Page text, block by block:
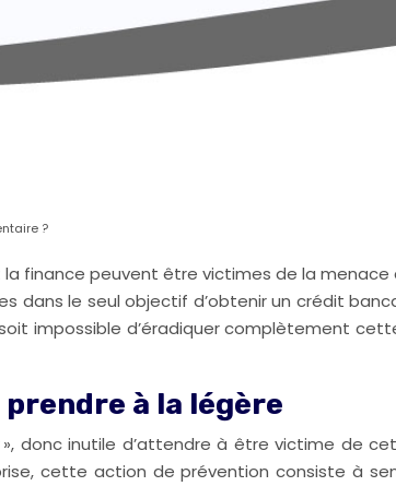
?
la finance peuvent être victimes de la
dans le seul objectif d’obtenir un crédit
impossible d’éradiquer complètement
à la légère
donc inutile d’attendre à être victime de
cette action de prévention consiste à